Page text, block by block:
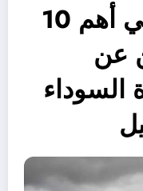
تعرف علي – ما هي أهم 10
عن
السوداء